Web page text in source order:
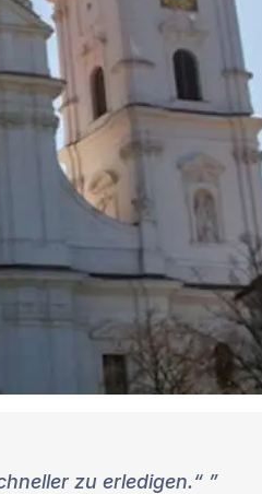
zu erledigen.“